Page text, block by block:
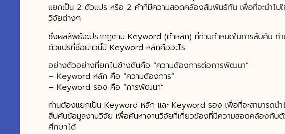
แยกเป็น 2 ตัวแปร หรือ 2 คำที่มีความสอดคล้องสัมพันธ์กัน เพื่อที่จะนำไป
วิจัยต่างๆ
ซึ่งผลลัพธ์จะปรากฏตาม Keyword (คำหลัก) ที่ท่านกำหนดในการสืบค้น ท่า
ตัวแปรที่ชื่อยาวนี้มี Keyword หลักคืออะไร
อย่างตัวอย่างที่ยกไปข้างต้นคือ “ความต้องการต่อการพัฒนา”
– Keyword หลัก คือ “ความต้องการ”
– Keyword รอง คือ “การพัฒนา”
ท่านต้องแยกเป็น Keyword หลัก และ Keyword รอง เพื่อที่จะสามารถนำ
สืบค้นข้อมูลงานวิจัย เพื่อค้นหางานวิจัยที่เกี่ยวข้องที่มีความสอดคล้องกับ
ศึกษาได้